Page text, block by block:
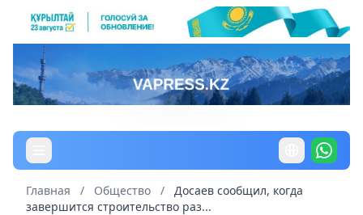
Главная / Общество /
Досаев сообщил, когда
завершится строительство раз...